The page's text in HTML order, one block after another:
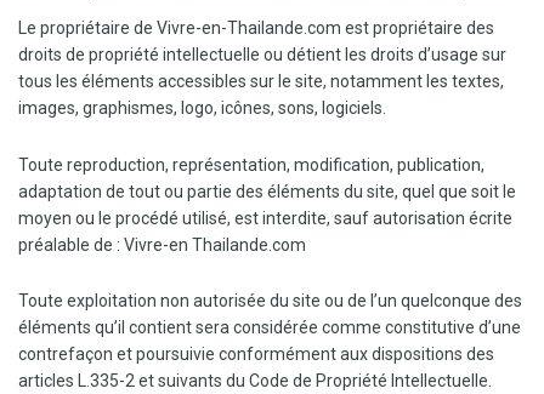
Le propriétaire de Vivre-en-Thailande.com est propriétaire des
droits de propriété intellectuelle ou détient les droits d’usage sur
tous les éléments accessibles sur le site, notamment les textes,
images, graphismes, logo, icônes, sons, logiciels.
Toute reproduction, représentation, modification, publication,
adaptation de tout ou partie des éléments du site, quel que soit le
moyen ou le procédé utilisé, est interdite, sauf autorisation écrite
préalable de : Vivre-en Thailande.com
Toute exploitation non autorisée du site ou de l’un quelconque des
éléments qu’il contient sera considérée comme constitutive d’une
contrefaçon et poursuivie conformément aux dispositions des
articles L.335-2 et suivants du Code de Propriété Intellectuelle.